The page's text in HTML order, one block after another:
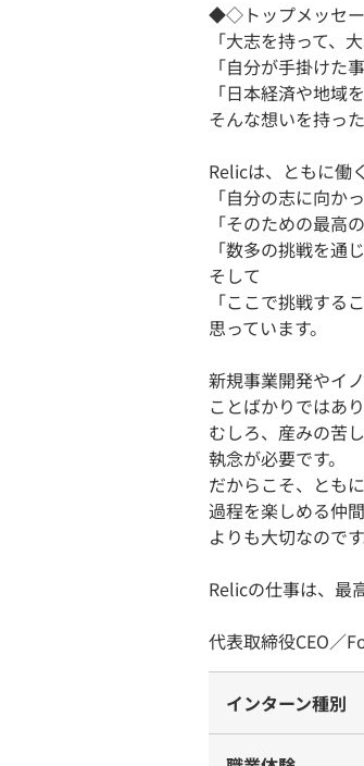
◆◇トップメッセ
「大志を持って、
「自分が手掛けた
「日本経済や地域
そんな想いを持っ
Relicは、ともに働
「自分の志に向か
「そのための最高
「数多の挑戦を通
そして
「ここで挑戦する
思っています。
新規事業開発やイ
ことばかりではあり
むしろ、産みの苦
執念が必要です。
だからこそ、とも
過程を楽しめる仲
よりも大切なのです
Relicの仕事は、最
代表取締役CEO
インターン種別